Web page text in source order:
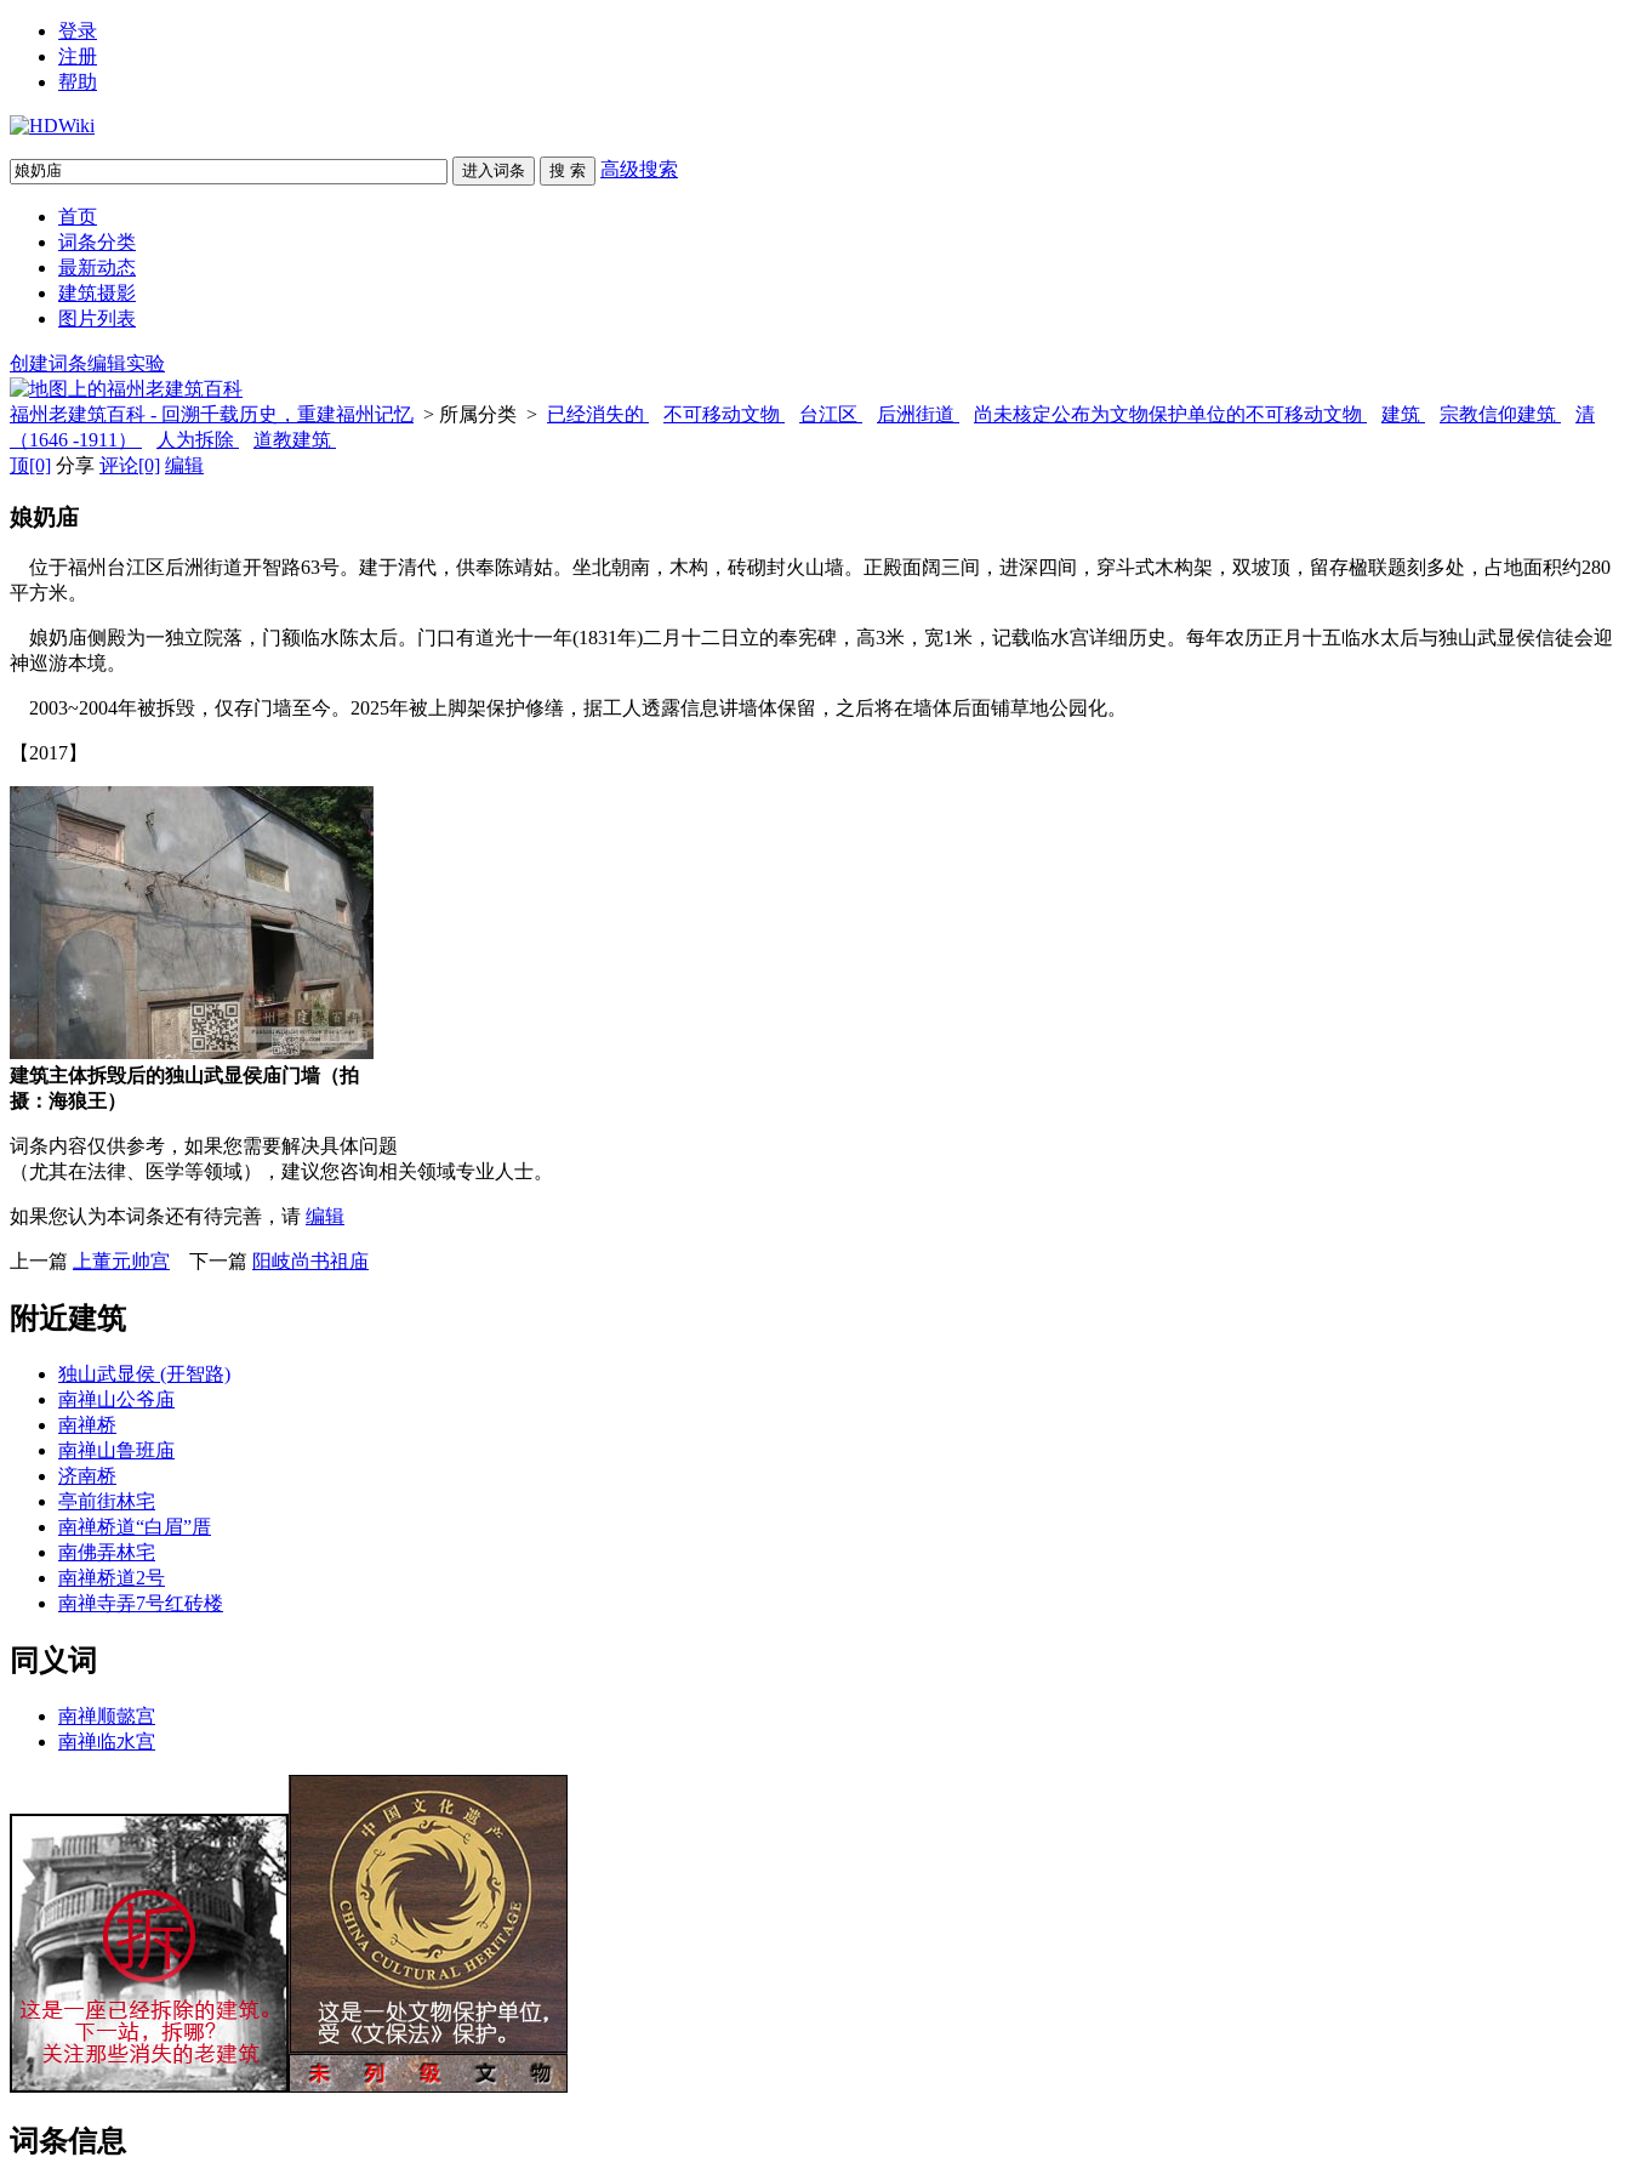
登录
注册
帮助
高级搜索
首页
词条分类
最新动态
建筑摄影
图片列表
创建词条编辑实验
福州老建筑百科 - 回溯千载历史，重建福州记忆 > 所属分类 > 已经消失的 不可移动文物 台江区 后洲街道 尚未核定公布为文物保护单位的不可移动文物 建筑 宗教信仰建筑
清
（1646 -1911）
人为拆除
道教建筑
顶[0] 分享 评论[0] 编辑
娘奶庙
位于福州台江区后洲街道开智路63号。建于清代，供奉陈靖姑。坐北朝南，木构，砖砌封火山墙。正殿面阔三间，进深四间，穿斗式木构架，双坡顶，留存楹联题刻多处，占地面积约280
平方米。
娘奶庙侧殿为一独立院落，门额临水陈太后。门口有道光十一年(1831年)二月十二日立的奉宪碑，高3米，宽1米，记载临水宫详细历史。每年农历正月十五临水太后与独山武显侯信徒会迎
神巡游本境。
2003~2004年被拆毁，仅存门墙至今。2025年被上脚架保护修缮，据工人透露信息讲墙体保留，之后将在墙体后面铺草地公园化。
【2017】
建筑主体拆毁后的独山武显侯庙门墙（拍
摄：海狼王）
词条内容仅供参考，如果您需要解决具体问题
（尤其在法律、医学等领域），建议您咨询相关领域专业人士。
如果您认为本词条还有待完善，请 编辑
上一篇 上董元帅宫 下一篇 阳岐尚书祖庙
附近建筑
独山武显侯 (开智路)
南禅山公爷庙
南禅桥
南禅山鲁班庙
济南桥
亭前街林宅
南禅桥道“白眉”厝
南佛弄林宅
南禅桥道2号
南禅寺弄7号红砖楼
同义词
南禅顺懿宫
南禅临水宫
词条信息